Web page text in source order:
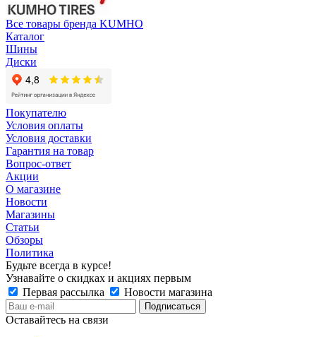
Все товары бренда KUMHO
Каталог
Шины
Диски
Покупателю
Условия оплаты
Условия доставки
Гарантия на товар
Вопрос-ответ
Акции
О магазине
Новости
Магазины
Статьи
Обзоры
Политика
Будьте всегда в курсе!
Узнавайте о скидках и акциях первым
Первая рассылка
Новости магазина
Оставайтесь на связи